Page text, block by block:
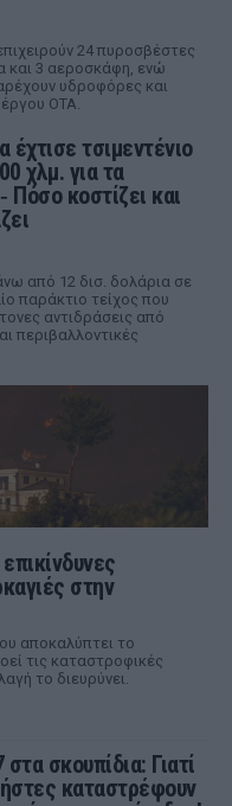
24 πυροσβέστες
και 3 αεροσκάφη, ενώ
υδροφόρες και
ΟΤΑ.
έχτισε τσιμεντένιο
χλμ. για τα
Πόσο κοστίζει και
από 12 δισ. δολάρια σε
παράκτιο τείχος που
αντιδράσεις από
περιβαλλοντικές
στην
αποκαλύπτει το
τις καταστροφικές
το διευρύνει.
σκουπίδια: Γιατί
καταστρέφουν